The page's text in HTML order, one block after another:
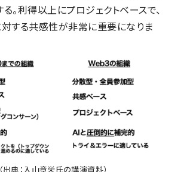
。利得以上にプロジェクトベースで、
対する共感性が非常に重要になりま
（出典：入山章栄氏の講演資料）